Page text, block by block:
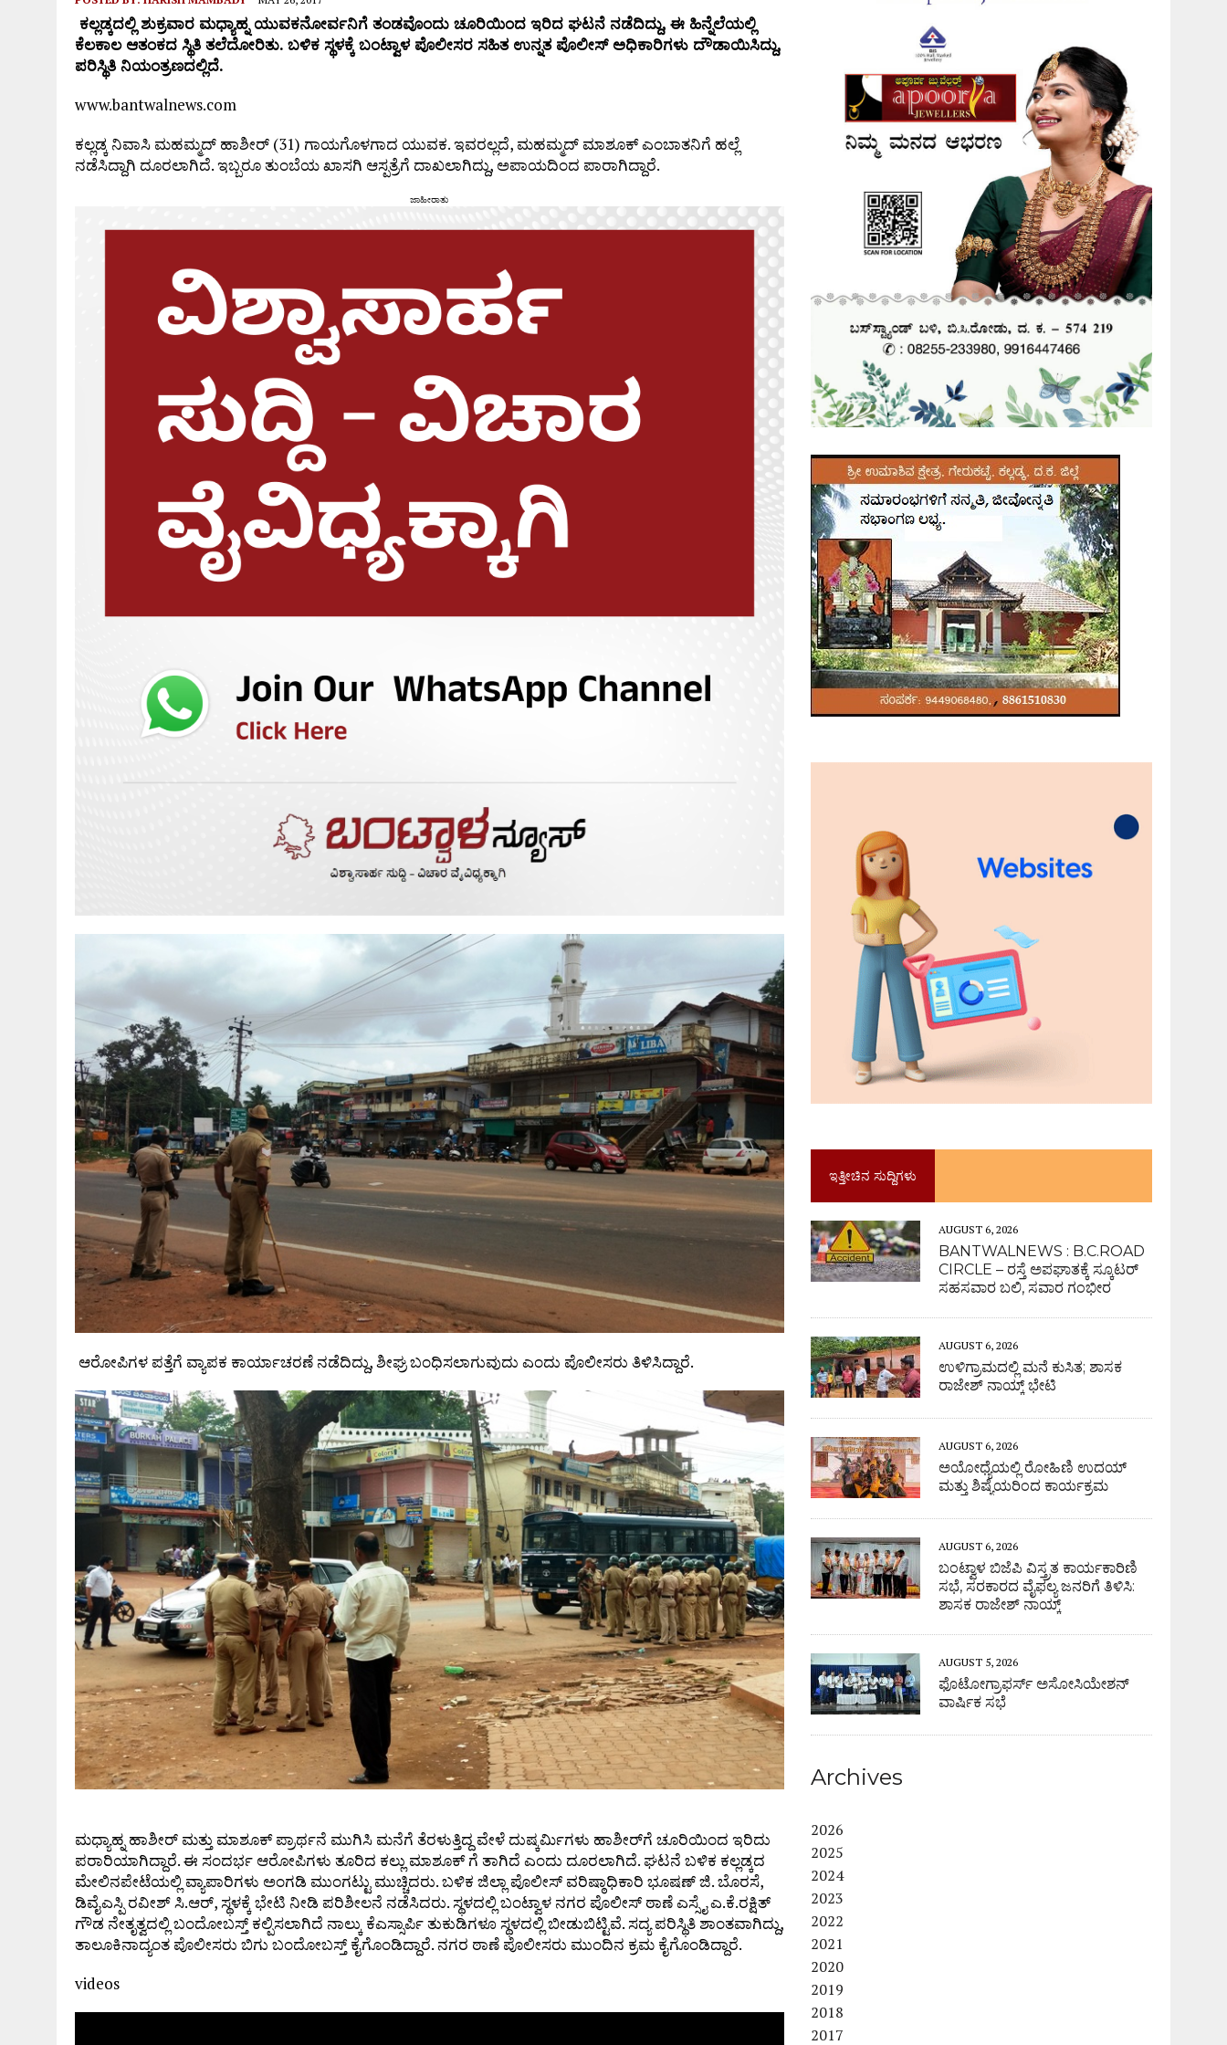
ಕಲ್ಲಡ್ಕದಲ್ಲಿ ಶುಕ್ರವಾರ ಮಧ್ಯಾಹ್ನ ಯುವಕನೋರ್ವನಿಗೆ ತಂಡವೊಂದು ಚೂರಿಯಿಂದ ಇರಿದ ಘಟನೆ ನಡೆದಿದ್ದು, ಈ ಹಿನ್ನೆಲೆಯಲ್ಲಿ
ಕೆಲಕಾಲ ಆತಂಕದ ಸ್ಥಿತಿ ತಲೆದೋರಿತು. ಬಳಿಕ ಸ್ಥಳಕ್ಕೆ ಬಂಟ್ವಾಳ ಪೊಲೀಸರ ಸಹಿತ ಉನ್ನತ ಪೊಲೀಸ್ ಅಧಿಕಾರಿಗಳು ದೌಡಾಯಿಸಿದ್ದು,
ಪರಿಸ್ಥಿತಿ ನಿಯಂತ್ರಣದಲ್ಲಿದೆ.
www.bantwalnews.com
ಕಲ್ಲಡ್ಕ ನಿವಾಸಿ ಮಹಮ್ಮದ್ ಹಾಶೀರ್ (31) ಗಾಯಗೊಳಗಾದ ಯುವಕ. ಇವರಲ್ಲದೆ, ಮಹಮ್ಮದ್ ಮಾಶೂಕ್ ಎಂಬಾತನಿಗೆ ಹಲ್ಲೆ
ನಡೆಸಿದ್ದಾಗಿ ದೂರಲಾಗಿದೆ. ಇಬ್ಬರೂ ತುಂಬೆಯ ಖಾಸಗಿ ಆಸ್ಪತ್ರೆಗೆ ದಾಖಲಾಗಿದ್ದು, ಅಪಾಯದಿಂದ ಪಾರಾಗಿದ್ದಾರೆ.
ಜಾಹೀರಾತು
ಆರೋಪಿಗಳ ಪತ್ತೆಗೆ ವ್ಯಾಪಕ ಕಾರ್ಯಾಚರಣೆ ನಡೆದಿದ್ದು, ಶೀಘ್ರ ಬಂಧಿಸಲಾಗುವುದು ಎಂದು ಪೊಲೀಸರು ತಿಳಿಸಿದ್ದಾರೆ.
ಮಧ್ಯಾಹ್ನ ಹಾಶೀರ್ ಮತ್ತು ಮಾಶೂಕ್ ಪ್ರಾರ್ಥನೆ ಮುಗಿಸಿ ಮನೆಗೆ ತೆರಳುತ್ತಿದ್ದ ವೇಳೆ ದುಷ್ಕರ್ಮಿಗಳು ಹಾಶೀರ್‌ಗೆ ಚೂರಿಯಿಂದ ಇರಿದು
ಪರಾರಿಯಾಗಿದ್ದಾರೆ. ಈ ಸಂದರ್ಭ ಆರೋಪಿಗಳು ತೂರಿದ ಕಲ್ಲು ಮಾಶೂಕ್ ಗೆ ತಾಗಿದೆ ಎಂದು ದೂರಲಾಗಿದೆ. ಘಟನೆ ಬಳಿಕ ಕಲ್ಲಡ್ಕದ
ಮೇಲಿನಪೇಟೆಯಲ್ಲಿ ವ್ಯಾಪಾರಿಗಳು ಅಂಗಡಿ ಮುಂಗಟ್ಟು ಮುಚ್ಚಿದರು. ಬಳಿಕ ಜಿಲ್ಲಾ ಪೊಲೀಸ್ ವರಿಷ್ಠಾಧಿಕಾರಿ ಭೂಷಣ್ ಜಿ. ಬೊರಸೆ,
ಡಿವೈಎಸ್ಪಿ ರವೀಶ್ ಸಿ.ಆರ್, ಸ್ಥಳಕ್ಕೆ ಭೇಟಿ ನೀಡಿ ಪರಿಶೀಲನೆ ನಡೆಸಿದರು. ಸ್ಥಳದಲ್ಲಿ ಬಂಟ್ವಾಳ ನಗರ ಪೊಲೀಸ್ ಠಾಣೆ ಎಸ್ಸೈ ಎ.ಕೆ.ರಕ್ಷಿತ್
ಗೌಡ ನೇತೃತ್ವದಲ್ಲಿ ಬಂದೋಬಸ್ತ್ ಕಲ್ಪಿಸಲಾಗಿದೆ ನಾಲ್ಕು ಕೆಎಸ್ಸಾರ್ಪಿ ತುಕುಡಿಗಳೂ ಸ್ಥಳದಲ್ಲಿ ಬೀಡುಬಿಟ್ಟಿವೆ. ಸದ್ಯ ಪರಿಸ್ಥಿತಿ ಶಾಂತವಾಗಿದ್ದು,
ತಾಲೂಕಿನಾದ್ಯಂತ ಪೊಲೀಸರು ಬಿಗು ಬಂದೋಬಸ್ತ್ ಕೈಗೊಂಡಿದ್ದಾರೆ. ನಗರ ಠಾಣೆ ಪೊಲೀಸರು ಮುಂದಿನ ಕ್ರಮ ಕೈಗೊಂಡಿದ್ದಾರೆ.
videos
ಇತ್ತೀಚಿನ ಸುದ್ದಿಗಳು
AUGUST 6, 2026
BANTWALNEWS : B.C.ROAD
CIRCLE – ರಸ್ತೆ ಅಪಘಾತಕ್ಕೆ ಸ್ಕೂಟರ್
ಸಹಸವಾರ ಬಲಿ, ಸವಾರ ಗಂಭೀರ
AUGUST 6, 2026
ಉಳಿಗ್ರಾಮದಲ್ಲಿ ಮನೆ ಕುಸಿತ; ಶಾಸಕ
ರಾಜೇಶ್ ನಾಯ್ಕ್ ಭೇಟಿ
AUGUST 6, 2026
ಅಯೋಧ್ಯೆಯಲ್ಲಿ ರೋಹಿಣಿ ಉದಯ್
ಮತ್ತು ಶಿಷ್ಯೆಯರಿಂದ ಕಾರ್ಯಕ್ರಮ
AUGUST 6, 2026
ಬಂಟ್ವಾಳ ಬಿಜೆಪಿ ವಿಸ್ತ್ರತ ಕಾರ್ಯಕಾರಿಣಿ
ಸಭೆ, ಸರಕಾರದ ವೈಫಲ್ಯ ಜನರಿಗೆ ತಿಳಿಸಿ:
ಶಾಸಕ ರಾಜೇಶ್ ನಾಯ್ಕ್
AUGUST 5, 2026
ಫೊಟೋಗ್ರಾಫರ್ಸ್ ಅಸೋಸಿಯೇಶನ್
ವಾರ್ಷಿಕ ಸಭೆ
Archives
2026
2025
2024
2023
2022
2021
2020
2019
2018
2017